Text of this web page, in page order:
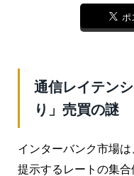
ポ
通信レイテン
り」売買の謎
インターバンク市場
提示するレートの集合